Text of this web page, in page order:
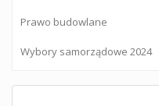
Prawo budowlane
Wybory samorządowe 2024